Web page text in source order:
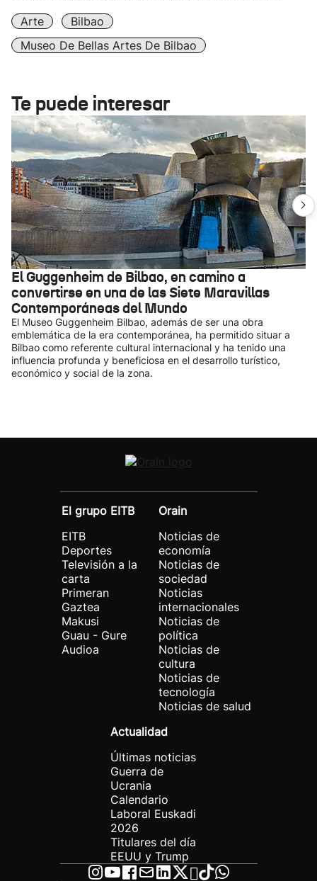
Arte
Bilbao
Museo De Bellas Artes De Bilbao
Te puede interesar
El Guggenheim de Bilbao, en camino a
convertirse en una de las Siete Maravillas
Contemporáneas del Mundo
El Museo Guggenheim Bilbao, además de ser una obra
emblemática de la era contemporánea, ha permitido situar a
Bilbao como referente cultural internacional y ha tenido una
influencia profunda y beneficiosa en el desarrollo turístico,
económico y social de la zona.
El grupo EITB
EITB
Deportes
Televisión a la
carta
Primeran
Gaztea
Makusi
Guau - Gure
Audioa
Orain
Noticias de
economía
Noticias de
sociedad
Noticias
internacionales
Noticias de
política
Noticias de
cultura
Noticias de
tecnología
Noticias de salud
Actualidad
Últimas noticias
Guerra de
Ucrania
Calendario
Laboral Euskadi
2026
Titulares del día
EEUU y Trump